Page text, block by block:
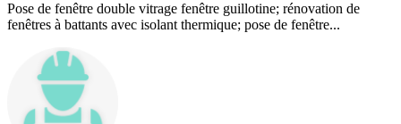
Pose de fenêtre double vitrage fenêtre guillotine; rénovation de
fenêtres à battants avec isolant thermique; pose de fenêtre...